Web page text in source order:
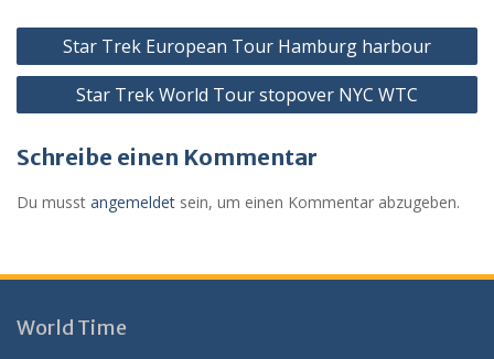
k er p o
m
Beitragsnavigation
Star Trek European Tour Hamburg harbour
Star Trek World Tour stopover NYC WTC
Schreibe einen Kommentar
Du musst angemeldet sein, um einen Kommentar abzugeben.
World Time